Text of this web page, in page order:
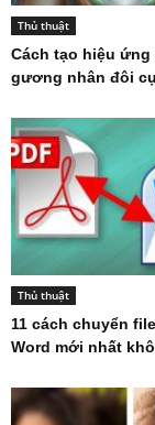
Thủ thuật
Cách tạo hiệu ứng
gương nhân đôi
Thủ thuật
11 cách chuyển
Word mới nhất